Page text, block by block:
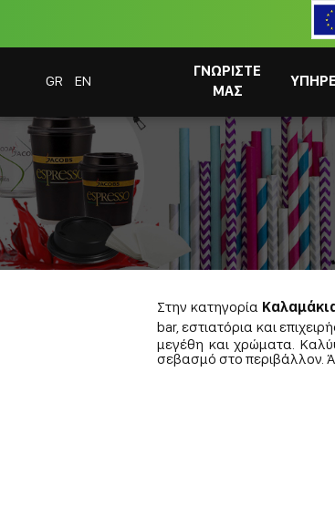
GR EN
ΓΝΩΡΙΣΤΕ
ΜΑΣ
ΣΥΣΤΗΜΑΤΑ CAFITESSE
ΣΤΙΓΜΙΑΙΟΣ
Στην κατηγορία
bar, εστιατόρια και
μεγέθη και χρώματα.
σεβασμό στο περιβάλλον.